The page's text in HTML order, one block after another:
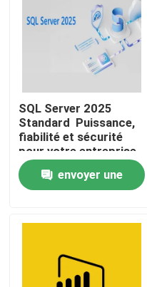
À la maison
Vidéos
SQL Server 2025
Standard ️ Puissance,
fiabilité et sécurité
pour votre entreprise
envoyer une